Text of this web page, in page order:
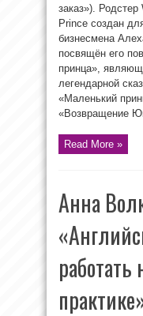
заказ»).
Prince создан
бизнесмена
посвящён его
принца»,
легендарной
«Маленький
«Возвращение
Read More »
Анна